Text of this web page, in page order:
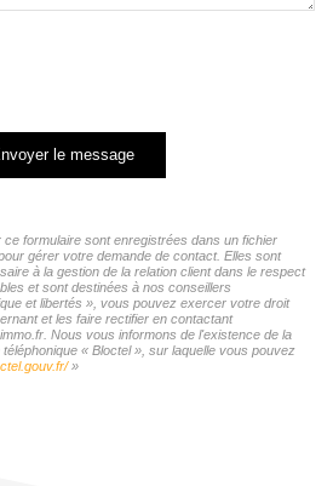
le message
formulaire sont enregistrées dans un fichier
gérer votre demande de contact. Elles sont
à la gestion de la relation client dans le respect
et sont destinées à nos conseillers
et libertés », vous pouvez exercer votre droit
et les faire rectifier en contactant
Nous vous informons de l'existence de la
« Bloctel », sur laquelle vous pouvez
»